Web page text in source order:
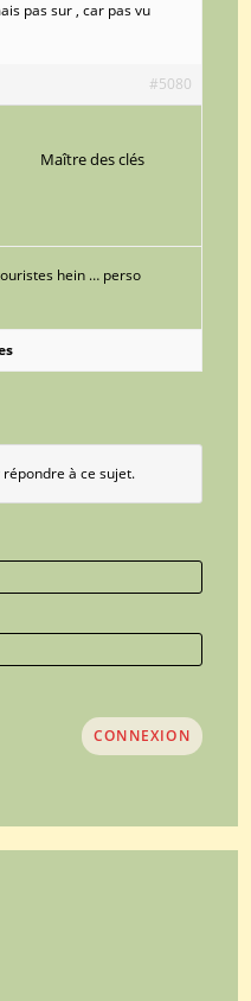
pas sur , car pas vu
#5080
Maître des clés
hein … perso
à ce sujet.
CONNEXION